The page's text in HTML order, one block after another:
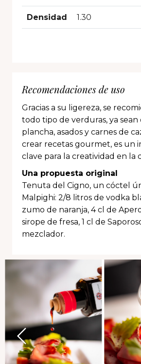
Densidad 1.30
Recomendaciones de uso
Gracias a su ligereza, se
todo tipo de verduras, ya sean
plancha, asados y carnes de
crear recetas gourmet, es un
clave para la creatividad en la
Una propuesta original
Tenuta del Cigno, un cóctel
Malpighi: 2/8 litros de vodka
zumo de naranja, 4 cl de
sirope de fresa, 1 cl de
mezclador.